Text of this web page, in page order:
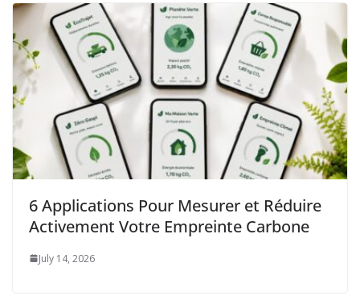
6 Applications Pour Mesurer et Réduire
Activement Votre Empreinte Carbone
July 14, 2026